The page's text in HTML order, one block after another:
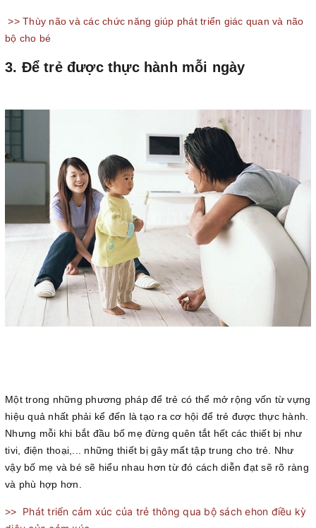
>> Thùy não và các chức năng giúp phát triển giác quan và não
bộ cho bé
3. Để trẻ được thực hành mỗi ngày
Một trong những phương pháp để trẻ có thể mở rộng vốn từ vựng
hiệu quả nhất phải kể đến là tạo ra cơ hội để trẻ được thực hành.
Nhưng mỗi khi bắt đầu bố mẹ đừng quên tắt hết các thiết bị như
tivi, điện thoại,... những thiết bị gây mất tập trung cho trẻ. Như
vậy bố mẹ và bé sẽ hiểu nhau hơn từ đó cách diễn đạt sẽ rõ ràng
và phù hợp hơn.
>>
Phát triển cảm xúc của trẻ thông qua bộ sách ehon điều kỳ